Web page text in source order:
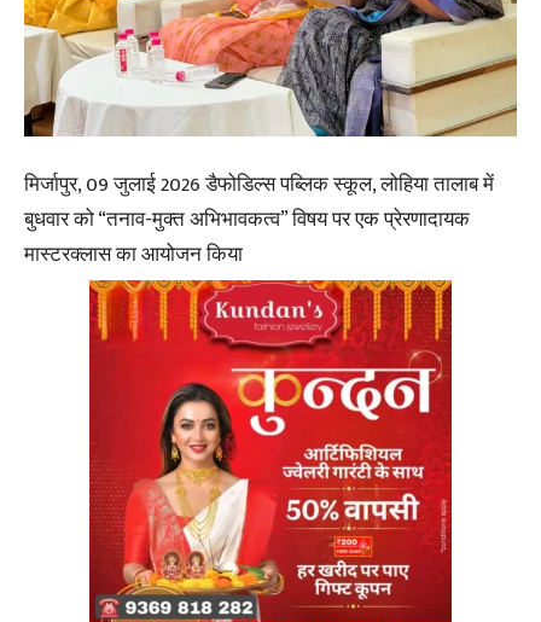
मिर्जापुर, 09 जुलाई 2026 डैफोडिल्स पब्लिक स्कूल, लोहिया तालाब में
बुधवार को “तनाव-मुक्त अभिभावकत्व” विषय पर एक प्रेरणादायक
मास्टरक्लास का आयोजन किया